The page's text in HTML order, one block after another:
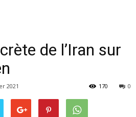
de l’Iran sur
2021 0
170